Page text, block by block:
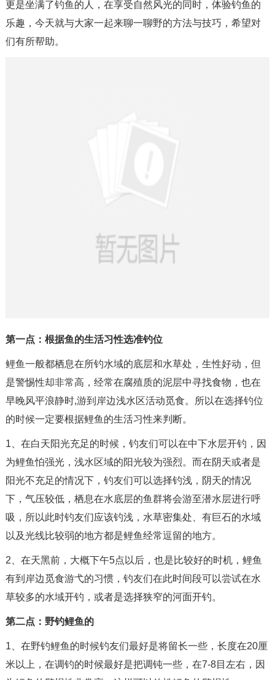
更是坐满了钓鱼的人，在享受自然风光的同时，体验钓鱼的
乐趣，今天就与大家一起来聊一聊野的方法与技巧，希望对
们有所帮助。
第一点：根据鱼的生活习性选准钓位
鲤鱼一般都栖息在所钓水域的底层和水草处，生性好动，但
是警惕性却非常高，经常在腐殖质的泥层中寻找食物，也在
早晚风平浪静时,游到岸边浅水区活动觅食。所以在选择钓位
的时候一定要根据鲤鱼的生活习性来判断。
1、在白天阳光充足的时候，钓友们可以在中下水层开钓，因
为鲤鱼怕强光，浅水区域的阳光较为强烈。而在阴天或者是
阳光不充足的情况下，钓友们可以选择钓浅，阴天的情况
下，气压较低，栖息在水底层的鱼群将会游至潜水层进行呼
吸，所以此时钓友们应该钓浅，水草密集处、有巨石的水域
以及光线比较弱的地方都是鲤鱼经常逗留的地方。
2、在天黑前，大概下午5点以后，也是比较好的时机，鲤鱼
有到岸边觅食游弋的习惯，钓友们在此时间段可以尝试在水
草较多的水域开钓，或者是选择狭窄的河面开钓。
第二点：野钓鲤鱼的
1、在野钓鲤鱼的时候钓友们最好是将留长一些，长度在20厘
米以上，在调钓的时候最好是把调钝一些，在7-8目左右，因